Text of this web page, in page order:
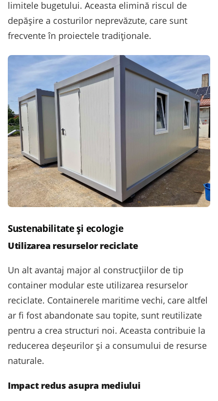
limitele bugetului. Aceasta elimină riscul de
depășire a costurilor neprevăzute, care sunt
frecvente în proiectele tradiționale.
Sustenabilitate și ecologie
Utilizarea resurselor reciclate
Un alt avantaj major al construcțiilor de tip
container modular este utilizarea resurselor
reciclate. Containerele maritime vechi, care altfel
ar fi fost abandonate sau topite, sunt reutilizate
pentru a crea structuri noi. Aceasta contribuie la
reducerea deșeurilor și a consumului de resurse
naturale.
Impact redus asupra mediului